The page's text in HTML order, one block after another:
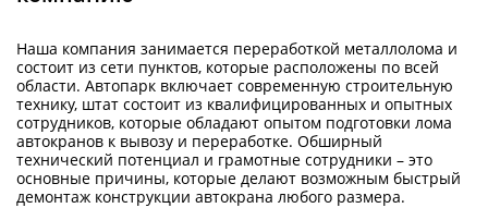
Наша компания занимается переработкой металлолома и
состоит из сети пунктов, которые расположены по всей
области. Автопарк включает современную строительную
технику, штат состоит из квалифицированных и опытных
сотрудников, которые обладают опытом подготовки лома
автокранов к вывозу и переработке. Обширный
технический потенциал и грамотные сотрудники – это
основные причины, которые делают возможным быстрый
демонтаж конструкции автокрана любого размера.